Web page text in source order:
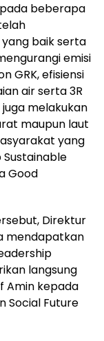
beberapa
baik serta
emisi
GRK, efisiensi
air serta 3R
melakukan
maupun laut
yang
Good
Direktur
mendapatkan
langsung
Amin kepada
Social Future